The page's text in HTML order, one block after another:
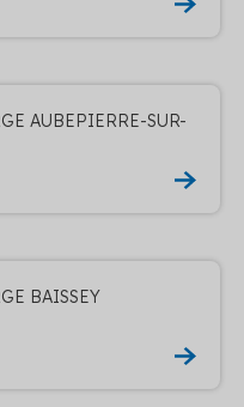
AUBEPIERRE-SUR-
BAISSEY